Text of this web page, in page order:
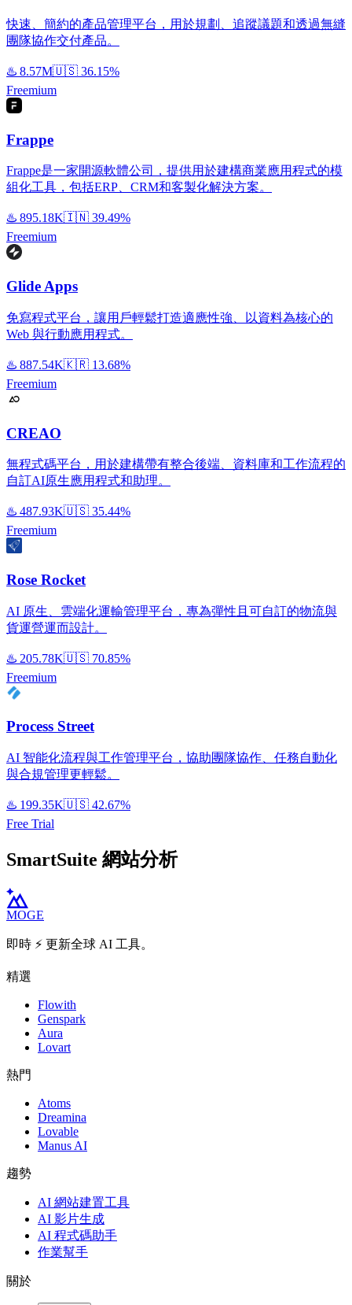
快速、簡約的產品管理平台，用於規劃、追蹤議題和透過無縫
團隊協作交付產品。
♨️ 8.57M🇺🇸 36.15%
Freemium
Frappe
Frappe是一家開源軟體公司，提供用於建構商業應用程式的模
組化工具，包括ERP、CRM和客製化解決方案。
♨️ 895.18K🇮🇳 39.49%
Freemium
Glide Apps
免寫程式平台，讓用戶輕鬆打造適應性強、以資料為核心的
Web 與行動應用程式。
♨️ 887.54K🇰🇷 13.68%
Freemium
CREAO
無程式碼平台，用於建構帶有整合後端、資料庫和工作流程的
自訂AI原生應用程式和助理。
♨️ 487.93K🇺🇸 35.44%
Freemium
Rose Rocket
AI 原生、雲端化運輸管理平台，專為彈性且可自訂的物流與
貨運營運而設計。
♨️ 205.78K🇺🇸 70.85%
Freemium
Process Street
AI 智能化流程與工作管理平台，協助團隊協作、任務自動化
與合規管理更輕鬆。
♨️ 199.35K🇺🇸 42.67%
Free Trial
SmartSuite 網站分析
MOGE
即時 ⚡️ 更新全球 AI 工具。
精選
Flowith
Genspark
Aura
Lovart
熱門
Atoms
Dreamina
Lovable
Manus AI
趨勢
AI 網站建置工具
AI 影片生成
AI 程式碼助手
作業幫手
關於